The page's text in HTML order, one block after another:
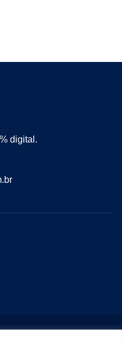
digital.